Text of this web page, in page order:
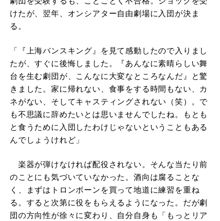
けたが、翌年、オンシアター自由劇場に入団が決ま
る。
「『上海バンスキング』を見て感動したので入りまし
たが、すぐに後悔しました。『あんなに素晴らしい舞
台を生む劇団が、こんなに大変なところなんだ』と驚
きました。家に帰れない、食事をする時間もない、カ
ネがない、そしてキャスティングされない（笑）。で
も不思議に辞めたいとは思いませんでしたね。もとも
と食うために入団したわけじゃないということもある
んでしょうけれど」
楽器が弾けなければ配役されない。そんな当たり前
のことにも気づいていなかった。酒向は腐ることな
く、まずはトロンボーンを買って地道に練習を重ね
る。すると次第に役をもらえるようになった。だが劇
団の方向性が徐々に変わり、自分自身も「もっとリア